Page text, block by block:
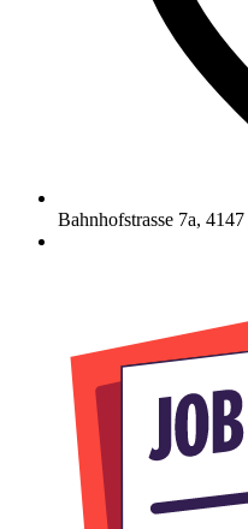
Bahnhofstrasse 7a, 4147